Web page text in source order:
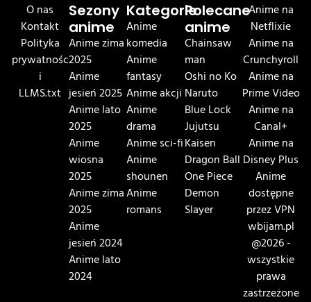
O nas
Kontakt
Polityka
prywatnośc
i
LLMS.txt
Sezony
anime
Anime zima
2025
Anime
jesień 2025
Anime lato
2025
Anime
wiosna
2025
Anime zima
2025
Anime
jesień 2024
Anime lato
2024
Kategorie
Anime
komedia
Anime
fantasy
Anime akcji
Anime
drama
Anime sci-fi
Anime
shounen
Anime
romans
Polecane
anime
Chainsaw
man
Oshi no Ko
Naruto
Blue Lock
Jujutsu
Kaisen
Dragon Ball
One Piece
Demon
Slayer
Anime na
Netflixie
Anime na
Crunchyroll
Anime na
Prime Video
Anime na
Canal+
Anime na
Disney Plus
Anime
dostępne
przez VPN
wbijam.pl
@2026 -
wszystkie
prawa
zastrzeżone